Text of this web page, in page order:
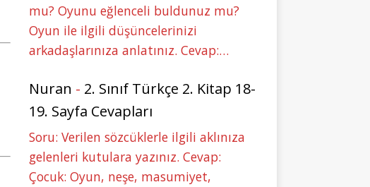
mu? Oyunu eğlenceli buldunuz mu?
Oyun ile ilgili düşüncelerinizi
arkadaşlarınıza anlatınız. Cevap:…
Nuran - 2. Sınıf Türkçe 2. Kitap 18-
19. Sayfa Cevapları
Soru: Verilen sözcüklerle ilgili aklınıza
gelenleri kutulara yazınız. Cevap:
Çocuk: Oyun, neşe, masumiyet,